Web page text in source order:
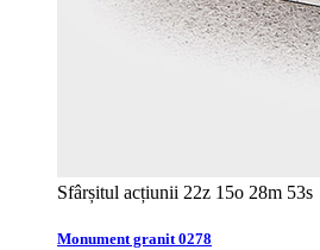
Sfârșitul acțiunii 22z 15o 28m 52s
Monument granit 0278